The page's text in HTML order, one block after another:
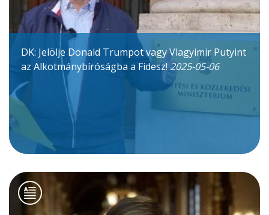
DK: Jelölje Donald Trumpot vagy Vlagyimir Putyint
az Alkotmánybíróságba a Fidesz! 2025-05-06